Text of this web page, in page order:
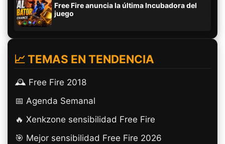
Free Fire anuncia la última Incubadora del
juego
📈 TEMAS EN TENDENCIA
🕰️ Free Fire 2018
📅 Agenda Semanal
🔥 Xenkzone sensibilidad Free Fire
🎯 Mejor sensibilidad Free Fire 2026